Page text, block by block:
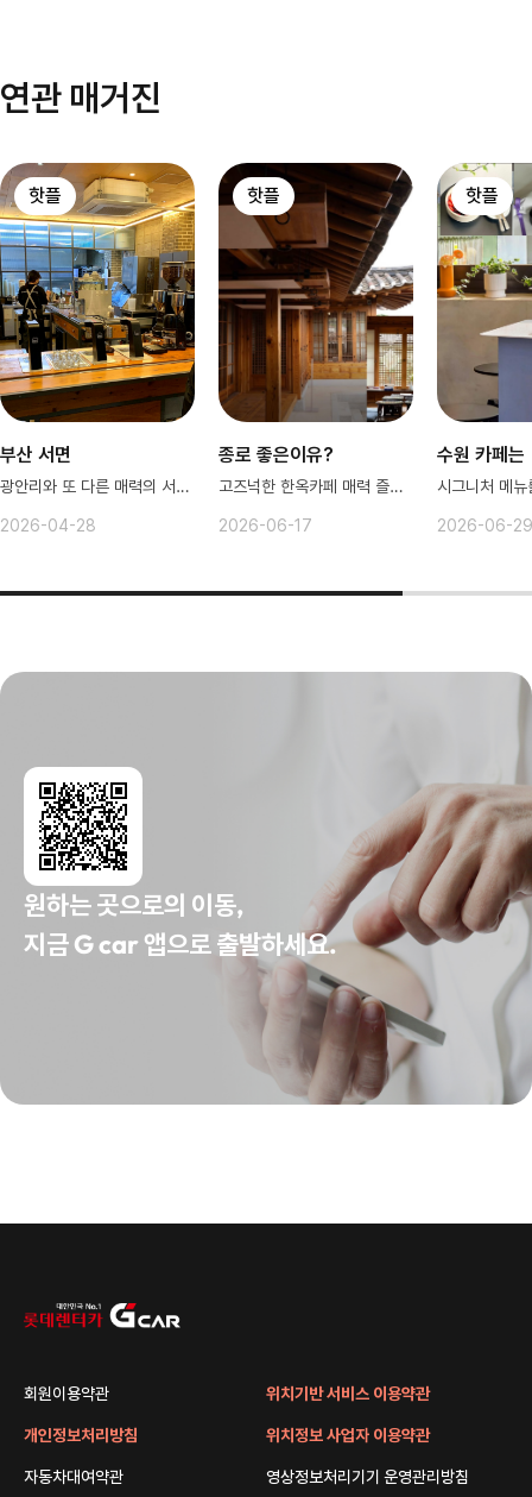
연관 매거진
핫플
부산 서면
광안리와 또 다른 매력의 서면으로!
2026-04-28
핫플
종로 좋은이유?
고즈넉한 한옥카페 매력 즐기러 종로로
2026-06-17
핫플
수원 카페는
2026-06-29
원하는 곳으로의 이동,
지금 G car 앱으로 출발하세요.
회원이용약관
개인정보처리방침
자동차대여약관
위치기반 서비스 이용약관
위치정보 사업자 이용약관
영상정보처리기기 운영관리방침